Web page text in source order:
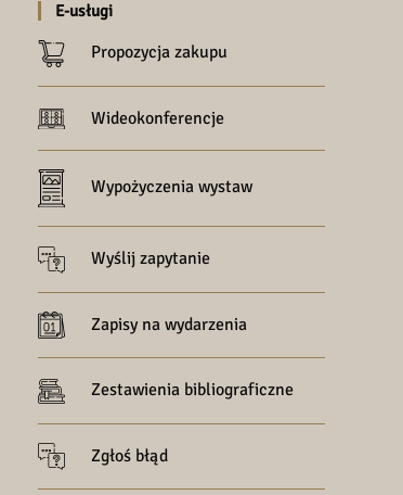
E-usługi
Propozycja zakupu
Wideokonferencje
Wypożyczenia wystaw
Wyślij zapytanie
Zapisy na wydarzenia
Zestawienia bibliograficzne
Zgłoś błąd